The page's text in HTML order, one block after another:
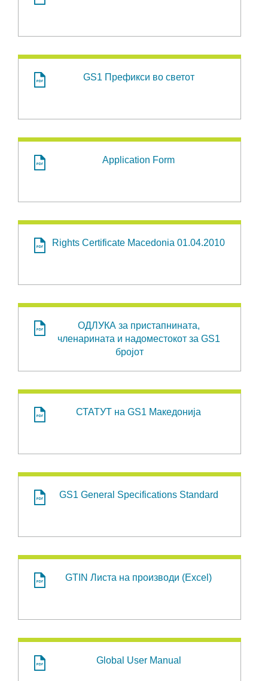
GS1 Префикси во светот
Application Form
Rights Certificate Macedonia 01.04.2010
ОДЛУКА за пристапнината,
членарината и надоместокот за GS1
бројот
СТАТУТ на GS1 Македонија
GS1 General Specifications Standard
GTIN Листа на производи (Excel)
Global User Manual